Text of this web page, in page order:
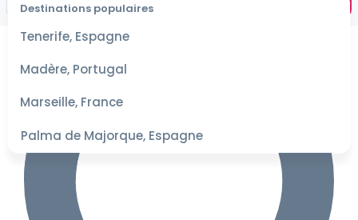
Destinations populaires
Tenerife, Espagne
Madère, Portugal
Marseille, France
Palma de Majorque, Espagne
Choisir
les
pour les
tarifs